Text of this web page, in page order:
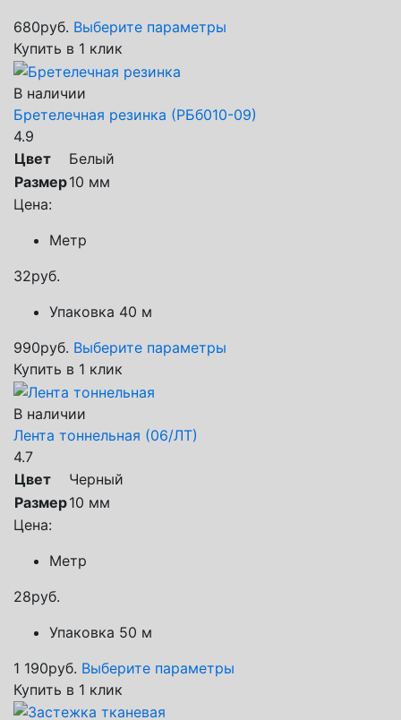
680руб. Выберите параметры
Купить в 1 клик
В наличии
Бретелечная резинка (РБб010-09)
4.9
Цвет
Белый
Размер10 мм
Цена:
Метр
32руб.
Упаковка 40 м
990руб. Выберите параметры
Купить в 1 клик
В наличии
Лента тоннельная (06/ЛТ)
4.7
Цвет
Черный
Размер10 мм
Цена:
Метр
28руб.
Упаковка 50 м
1 190руб. Выберите параметры
Купить в 1 клик